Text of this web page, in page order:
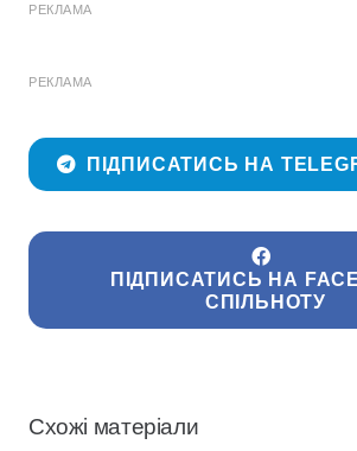
РЕКЛАМА
РЕКЛАМА
ПІДПИСАТИСЬ НА
ПІДПИСАТИСЬ НА
СПІЛЬНОТУ
Схожі матеріали